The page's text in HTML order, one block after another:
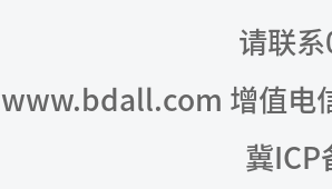
请联
www.bdall.com 增值电
冀ICP